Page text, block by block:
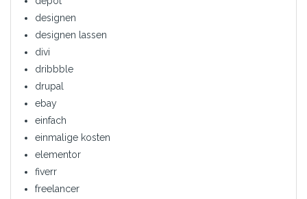
designen
designen lassen
divi
dribbble
drupal
ebay
einfach
einmalige kosten
elementor
fiverr
freelancer